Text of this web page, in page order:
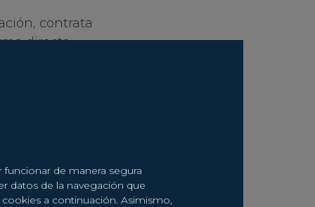
contrata
directa
telefónicas,
sectoriales
Ud. hayade manera segura
datos de la navegación que
a continuación. Asimismo,